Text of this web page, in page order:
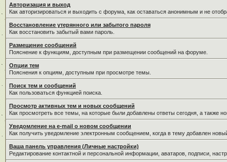
Авторизация и выход
Как авторизироваться и выходить с форума, как оставаться анонимным и не
Восстановление утерянного или забытого пароля
Как восстановить забытый вами пароль.
Размещение сообщений
Пояснение к функциям, доступным при размещении сообщений на форуме.
Опции тем
Пояснения к опциям, доступным при просмотре темы.
Поиск тем и сообщений
Как пользоваться функцией поиска.
Просмотр активных тем и новых сообщений
Как просмотреть все темы, на которые были добавлены ответы сегодня, а также
Уведомление на е-mail о новом сообщении
Как получить уведомление электронным сообщением, когда в тему добавлен
Ваша панель управления (Личные настройки)
Редактирование контактной и персональной информации, аватаров, подписи,